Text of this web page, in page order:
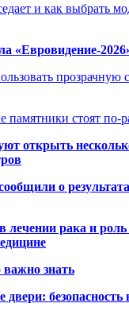
и как выбрать
«Евровидение-
прозрачную
памятники стоят по-
открыть
о
рака и
важно знать
безопасность